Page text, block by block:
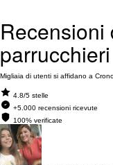
Recensioni
Migliaia di utenti si affidano a
4.8/5 stelle
+5.000 recensioni ricevute
100% verificate